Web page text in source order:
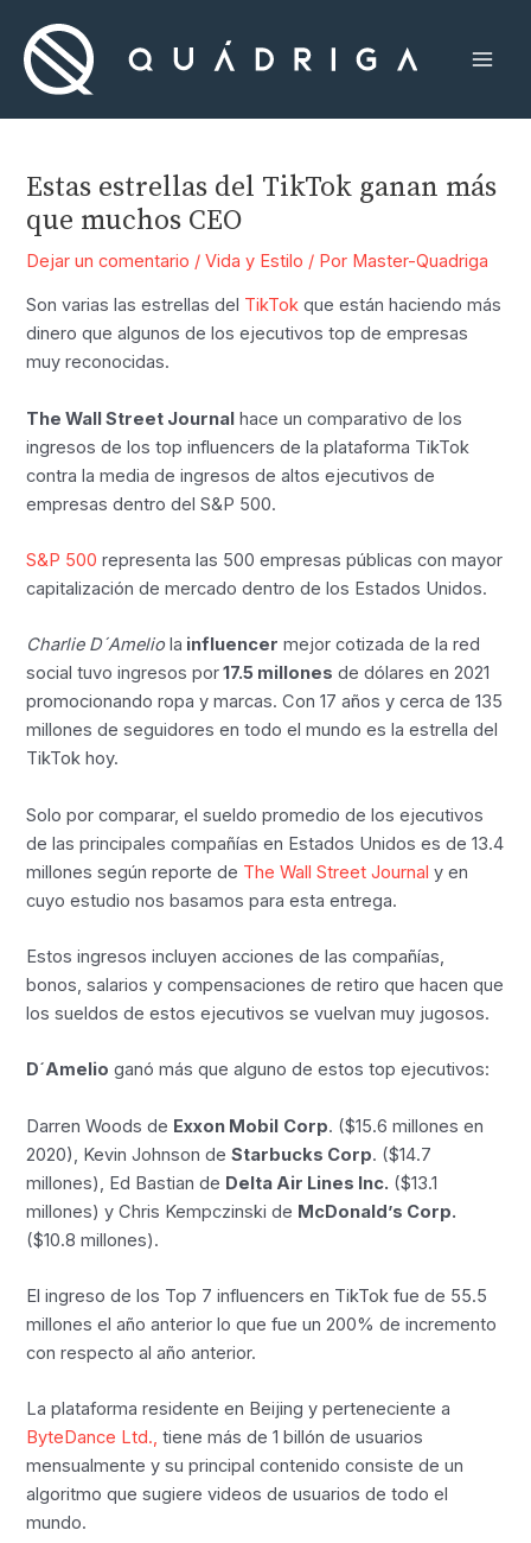
contenido
Estas estrellas del TikTok ganan más
que muchos CEO
Dejar un comentario /Vida y Estilo / Por Master-Quadriga
Son varias las estrellas del TikTok que están haciendo más
dinero que algunos de los ejecutivos top de empresas
muy reconocidas.
The Wall Street Journal hace un comparativo de los
ingresos de los top influencers de la plataforma TikTok
contra la media de ingresos de altos ejecutivos de
empresas dentro del S&P 500.
S&P 500 representa las 500 empresas públicas con mayor
capitalización de mercado dentro de los Estados Unidos.
Charlie D´Amelio la influencer mejor cotizada de la red
social tuvo ingresos por17.5 millones de dólares en 2021
promocionando ropa y marcas. Con 17 años y cerca de 135
millones de seguidores en todo el mundo es la estrella del
TikTok hoy.
Solo por comparar, el sueldo promedio de los ejecutivos
de las principales compañías en Estados Unidos es de 13.4
millones según reporte de The Wall Street Journal y en
cuyo estudio nos basamos para esta entrega.
Estos ingresos incluyen acciones de las compañías,
bonos, salarios y compensaciones de retiro que hacen que
los sueldos de estos ejecutivos se vuelvan muy jugosos.
D´Amelio ganó más que alguno de estos top ejecutivos:
Darren Woods de Exxon Mobil Corp. ($15.6 millones en
2020), Kevin Johnson deStarbucks Corp. ($14.7
millones), Ed Bastian de Delta Air Lines Inc. ($13.1
millones) y Chris Kempczinski de McDonald’s Corp.
($10.8 millones).
El ingreso de los Top 7 influencers en TikTok fue de 55.5
millones el año anterior lo que fue un 200% de incremento
con respecto al año anterior.
La plataforma residente en Beijing y perteneciente a
ByteDance Ltd., tiene más de 1 billón de usuarios
mensualmente y su principal contenido consiste de un
algoritmo que sugiere videos de usuarios de todo el
mundo.